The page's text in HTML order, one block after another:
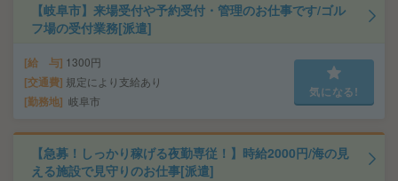
【岐阜市】来場受付や予約受付・管理のお仕事です/ゴル
フ場の受付業務[派遣]
給 与 1300円
交通費 規定により支給あり
勤務地 岐阜市
気になる!
【急募！しっかり稼げる夜勤専従！】時給2000円/海の見
える施設で見守りのお仕事[派遣]